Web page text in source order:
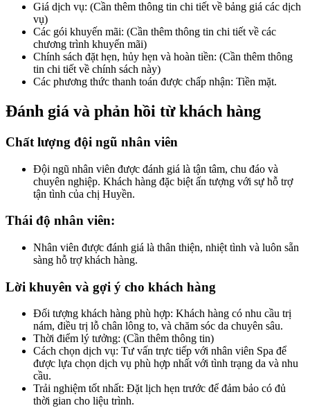
Giá dịch vụ: (Cần thêm thông tin chi tiết về bảng giá các dịch
vụ)
Các gói khuyến mãi: (Cần thêm thông tin chi tiết về các
chương trình khuyến mãi)
Chính sách đặt hẹn, hủy hẹn và hoàn tiền: (Cần thêm thông
tin chi tiết về chính sách này)
Các phương thức thanh toán được chấp nhận: Tiền mặt.
Đánh giá và phản hồi từ khách hàng
Chất lượng đội ngũ nhân viên
Đội ngũ nhân viên được đánh giá là tận tâm, chu đáo và
chuyên nghiệp. Khách hàng đặc biệt ấn tượng với sự hỗ trợ
tận tình của chị Huyền.
Thái độ nhân viên:
Nhân viên được đánh giá là thân thiện, nhiệt tình và luôn sẵn
sàng hỗ trợ khách hàng.
Lời khuyên và gợi ý cho khách hàng
Đối tượng khách hàng phù hợp: Khách hàng có nhu cầu trị
nám, điều trị lỗ chân lông to, và chăm sóc da chuyên sâu.
Thời điểm lý tưởng: (Cần thêm thông tin)
Cách chọn dịch vụ: Tư vấn trực tiếp với nhân viên Spa để
được lựa chọn dịch vụ phù hợp nhất với tình trạng da và nhu
cầu.
Trải nghiệm tốt nhất: Đặt lịch hẹn trước để đảm bảo có đủ
thời gian cho liệu trình.